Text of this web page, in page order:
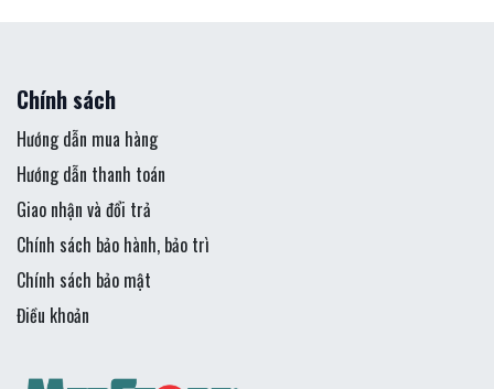
Chính sách
Hướng dẫn mua hàng
Hướng dẫn thanh toán
Giao nhận và đổi trả
Chính sách bảo hành, bảo trì
Chính sách bảo mật
Điều khoản